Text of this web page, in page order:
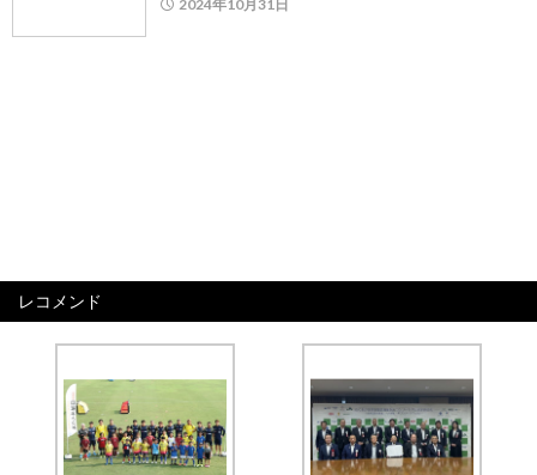
2024年10月31日
レコメンド